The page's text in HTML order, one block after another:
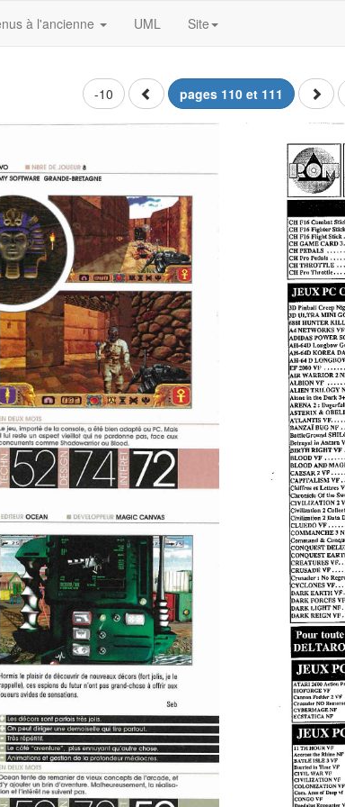
à l'ancienne UML Site
-10 pages 110 et 111